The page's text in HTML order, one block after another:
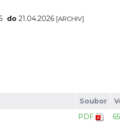
do 21.04.2026 [ARCHIV]
Soubor
PDF